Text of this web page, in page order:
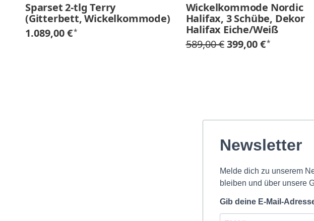
Sparset 2-tlg Terry
(Gitterbett, Wickelkommode)
1.089,00 €*
Wickelkommode Nordic
Halifax, 3 Schübe, Dekor
Halifax Eiche/Weiß
589,00 € 399,00 €*